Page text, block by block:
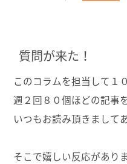
質問が来た！
このコラムを担当して１
週２回８０個ほどの記事
いつもお読み頂きまして
そこで嬉しい反応があり